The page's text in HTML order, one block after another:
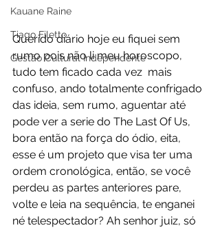
Kauane Raine
Tiago Filetto
Gestão Cultural Independente
Querido diário hoje eu fiquei sem
rumo pois não li meu horoscopo,
tudo tem ficado cada vez  mais
confuso, ando totalmente confrigado
das ideia, sem rumo, aguentar até
pode ver a serie do The Last Of Us,
bora então na força do ódio, eita,
esse é um projeto que visa ter uma
ordem cronológica, então, se você
perdeu as partes anteriores pare,
volte e leia na sequência, te enganei
né telespectador? Ah senhor juiz, só